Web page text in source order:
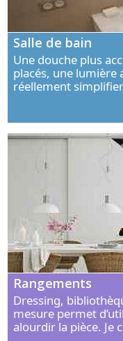
Salle de bain
Une douche plus
placés, une lumière
réellement
concevoir un
Rangements
Dressing,
mesure permet
alourdir la pièce. Je